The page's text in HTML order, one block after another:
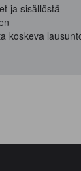
ja sisällöstä
koskeva